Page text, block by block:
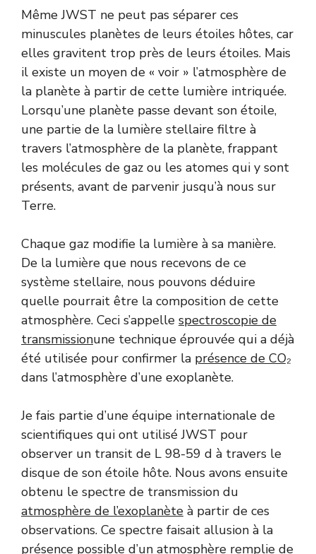
Même JWST ne peut pas séparer ces
minuscules planètes de leurs étoiles hôtes, car
elles gravitent trop près de leurs étoiles. Mais
il existe un moyen de « voir » l’atmosphère de
la planète à partir de cette lumière intriquée.
Lorsqu’une planète passe devant son étoile,
une partie de la lumière stellaire filtre à
travers l’atmosphère de la planète, frappant
les molécules de gaz ou les atomes qui y sont
présents, avant de parvenir jusqu’à nous sur
Terre.
Chaque gaz modifie la lumière à sa manière.
De la lumière que nous recevons de ce
système stellaire, nous pouvons déduire
quelle pourrait être la composition de cette
atmosphère. Ceci s’appelle spectroscopie de
transmissionune technique éprouvée qui a déjà
été utilisée pour confirmer la présence de CO₂
dans l’atmosphère d’une exoplanète.
Je fais partie d’une équipe internationale de
scientifiques qui ont utilisé JWST pour
observer un transit de L 98-59 d à travers le
disque de son étoile hôte. Nous avons ensuite
obtenu le spectre de transmission du
atmosphère de l’exoplanète à partir de ces
observations. Ce spectre faisait allusion à la
présence possible d’un atmosphère remplie de